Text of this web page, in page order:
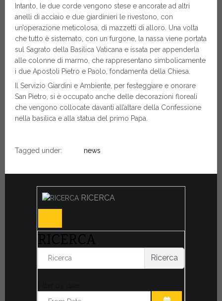
Intanto, le due corde vengono stese e ancorate ad altri
anelli di acciaio e due giardinieri le rivestono, con
un’operazione meticolosa, di mazzetti di alloro. Una volta
che tutto è sistemato, con un furgone, la nassa viene portata
sul Sagrato della Basilica Vaticana e issata per appenderla
alle colonne di marmo, che rappresentano simbolicamente
i due Apostoli Pietro e Paolo, fondamenta della Chiesa.
Il Servizio Giardini e Ambiente, per festeggiare e onorare
San Pietro, si è occupato anche delle decorazioni floreali
che vengono collocate davanti all’altare della Confessione
nella basilica e alla statua del primo Papa.
Tagged under: news
RICERCA
RICERCA
Ricerca